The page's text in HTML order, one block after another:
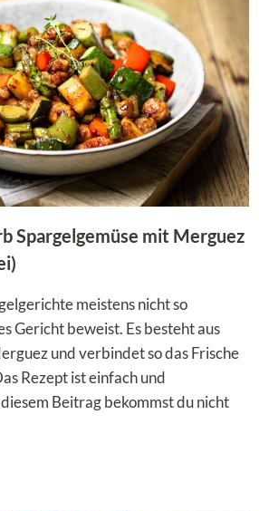
Spargelgemüse mit Merguez
meistens nicht so
Gericht beweist. Es besteht aus
und verbindet so das Frische
Rezept ist einfach und
Beitrag bekommst du nicht